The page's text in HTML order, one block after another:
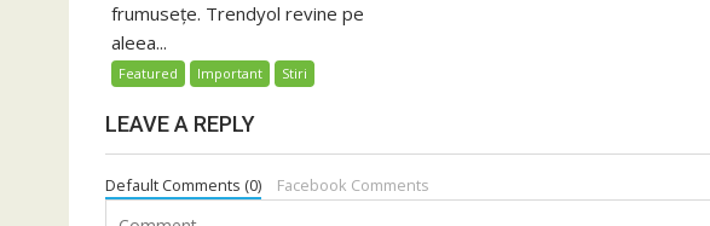
frumusețe. Trendyol revine pe
aleea...
Featured Important Stiri
LEAVE A REPLY
Default Comments (0) Facebook Comments